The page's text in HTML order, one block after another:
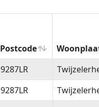
Postcode
Postcode
9287LR
9287LR